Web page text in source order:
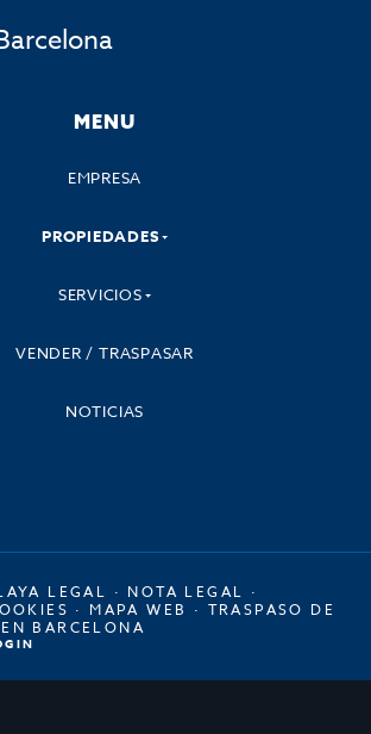
MENU
EMPRESA
PROPIEDADES
SERVICIOS
VENDER / TRASPASAR
NOTICIAS
LEGAL · NOTA LEGAL ·
· MAPA WEB · TRASPASO DE
BARCELONA